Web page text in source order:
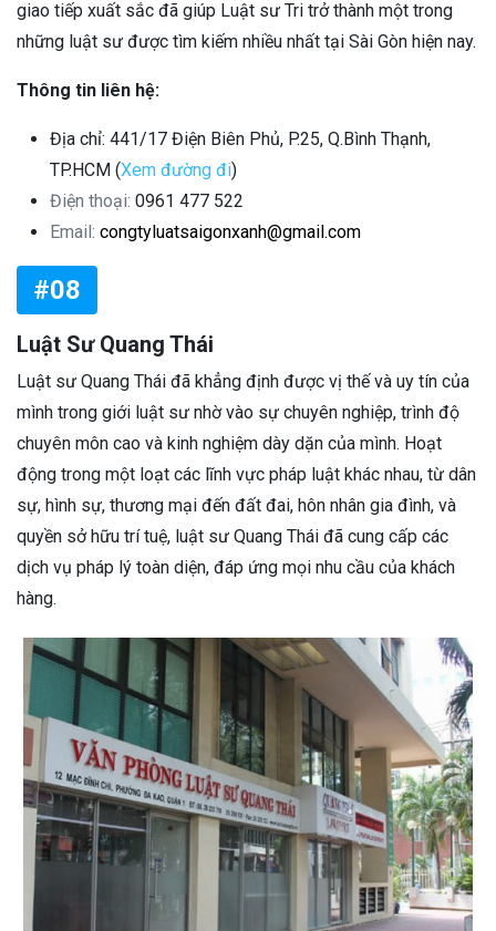
giao tiếp xuất sắc đã giúp Luật sư Tri trở thành một trong
những luật sư được tìm kiếm nhiều nhất tại Sài Gòn hiện nay.
Thông tin liên hệ:
Địa chỉ: 441/17 Điện Biên Phủ, P.25, Q.Bình Thạnh,
TP.HCM (Xem đường đi)
Điện thoại: 0961 477 522
Email: congtyluatsaigonxanh@gmail.com
#08
Luật Sư Quang Thái
Luật sư Quang Thái đã khẳng định được vị thế và uy tín của
mình trong giới luật sư nhờ vào sự chuyên nghiệp, trình độ
chuyên môn cao và kinh nghiệm dày dặn của mình. Hoạt
động trong một loạt các lĩnh vực pháp luật khác nhau, từ dân
sự, hình sự, thương mại đến đất đai, hôn nhân gia đình, và
quyền sở hữu trí tuệ, luật sư Quang Thái đã cung cấp các
dịch vụ pháp lý toàn diện, đáp ứng mọi nhu cầu của khách
hàng.